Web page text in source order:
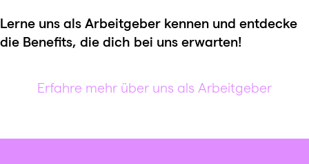
Lerne uns als Arbeitgeber kennen und entdecke
die Benefits, die dich bei uns erwarten!
Erfahre mehr über uns als Arbeitgeber